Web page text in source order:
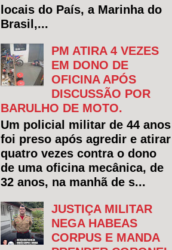
locais do País, a Marinha do
Brasil,...
PM ATIRA 4 VEZES
EM DONO DE
OFICINA APÓS
DISCUSSÃO POR
BARULHO DE MOTO.
Um policial militar de 44 anos
foi preso após agredir e atirar
quatro vezes contra o dono
de uma oficina mecânica, de
32 anos, na manhã de s...
JUSTIÇA MILITAR
NEGA HABEAS
CORPUS E MANDA